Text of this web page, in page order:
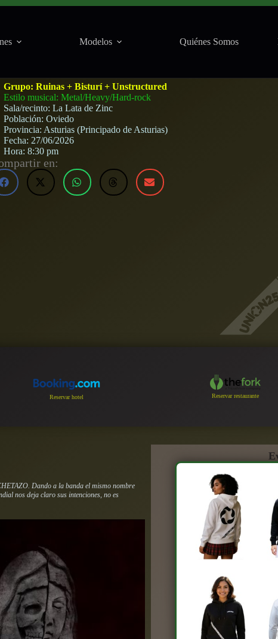
Modelos Quiénes Somos
Grupo:Ruinas + Bisturí + Unstructured
Estilo musical: Metal/Heavy/Hard-rock
Sala/recinto:La Lata de Zinc
Población:Oviedo
Provincia: Asturias (Principado de Asturias)
Fecha: 27/06/2026
Hora:8:30 pm
en:
Reservar hotel
Reservar restaurante
Dando a la banda el mismo nombre
nos deja claro sus intenciones, no es